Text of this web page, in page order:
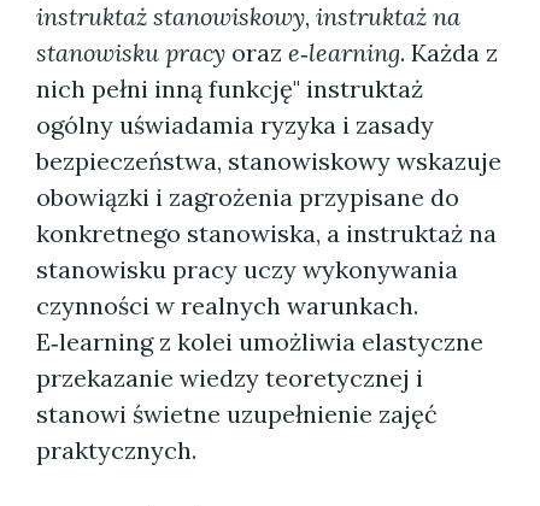
instruktaż stanowiskowy, instruktaż na
stanowisku pracy oraz e‑learning. Każda z
nich pełni inną funkcję" instruktaż
ogólny uświadamia ryzyka i zasady
bezpieczeństwa, stanowiskowy wskazuje
obowiązki i zagrożenia przypisane do
konkretnego stanowiska, a instruktaż na
stanowisku pracy uczy wykonywania
czynności w realnych warunkach.
E‑learning z kolei umożliwia elastyczne
przekazanie wiedzy teoretycznej i
stanowi świetne uzupełnienie zajęć
praktycznych.